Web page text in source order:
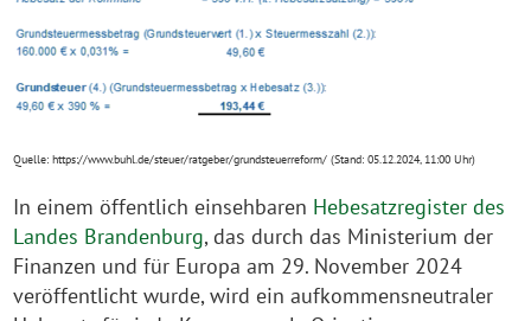
Quelle: https://www.buhl.de/steuer/ratgeber/grundsteuerreform/ (Stand: 05.12.2024, 11:00 Uhr)
In einem öffentlich einsehbaren Hebesatzregister des
Landes Brandenburg, das durch das Ministerium der
Finanzen und für Europa am 29. November 2024
veröffentlicht wurde, wird ein aufkommensneutraler